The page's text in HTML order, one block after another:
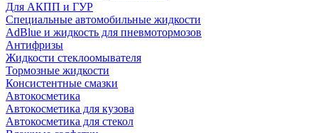
Для АКПП и ГУР
Специальные автомобильные жидкости
AdBlue и жидкость для пневмотормозов
Антифризы
Жидкости стеклоомывателя
Тормозные жидкости
Консистентные смазки
Автокосметика
Автокосметика для кузова
Автокосметика для стекол